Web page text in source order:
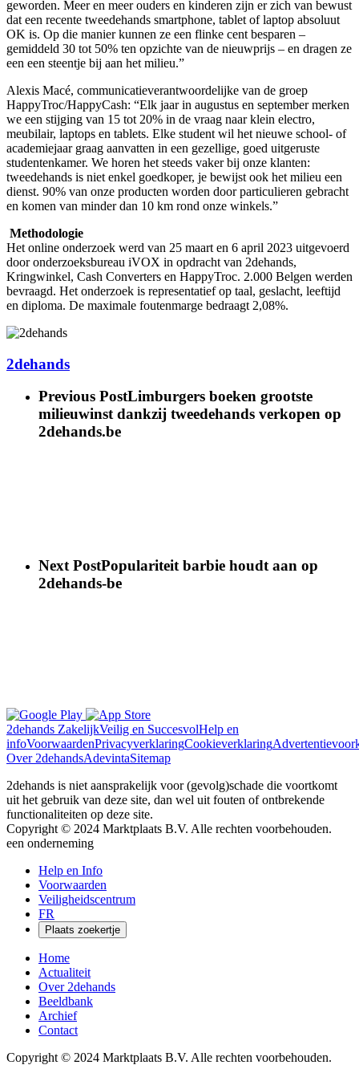
geworden. Meer en meer ouders en kinderen zijn er zich van bewust
dat een recente tweedehands smartphone, tablet of laptop absoluut
OK is. Op die manier kunnen ze een flinke cent besparen –
gemiddeld 30 tot 50% ten opzichte van de nieuwprijs – en dragen ze
een een steentje bij aan het milieu.”
Alexis Macé, communicatieverantwoordelijke van de groep
HappyTroc/HappyCash: “Elk jaar in augustus en september merken
we een stijging van 15 tot 20% in de vraag naar klein electro,
meubilair, laptops en tablets. Elke student wil het nieuwe school- of
academiejaar graag aanvatten in een gezellige, goed uitgeruste
studentenkamer. We horen het steeds vaker bij onze klanten:
tweedehands is niet enkel goedkoper, je bewijst ook het milieu een
dienst. 90% van onze producten worden door particulieren gebracht
en komen van minder dan 10 km rond onze winkels.”
Methodologie
Het online onderzoek werd van 25 maart en 6 april 2023 uitgevoerd
door onderzoeksbureau iVOX in opdracht van 2dehands,
Kringwinkel, Cash Converters en HappyTroc. 2.000 Belgen werden
bevraagd. Het onderzoek is representatief op taal, geslacht, leeftijd
en diploma. De maximale foutenmarge bedraagt 2,08%.
2dehands
Previous PostLimburgers boeken grootste
milieuwinst dankzij tweedehands verkopen op
2dehands.be
Next PostPopulariteit barbie houdt aan op
2dehands-be
2dehands ZakelijkVeilig en SuccesvolHelp en
infoVoorwaardenPrivacyverklaringCookieverklaring
Over 2dehandsAdevintaSitemap
2dehands is niet aansprakelijk voor (gevolg)schade die voortkomt
uit het gebruik van deze site, dan wel uit fouten of ontbrekende
functionaliteiten op deze site.
Copyright © 2024 Marktplaats B.V. Alle rechten voorbehouden.
een onderneming
Close
Menu
Help en Info
Voorwaarden
Veiligheidscentrum
FR
Plaats zoekertje
Home
Actualiteit
Over 2dehands
Beeldbank
Archief
Contact
Copyright © 2024 Marktplaats B.V. Alle rechten voorbehouden.